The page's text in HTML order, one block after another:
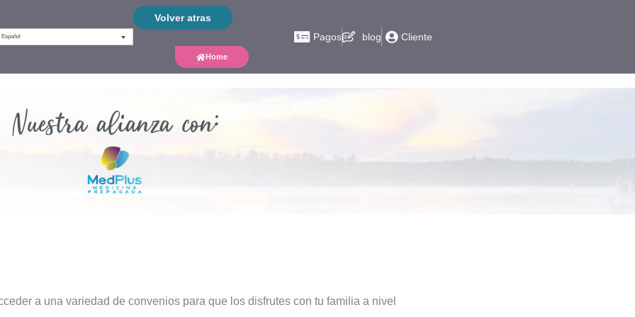
Español
Volver atras
Home
Pagos blog Cliente
Nuestra alianza con:
a una variedad de convenios para que los disfrutes con tu familia a nivel